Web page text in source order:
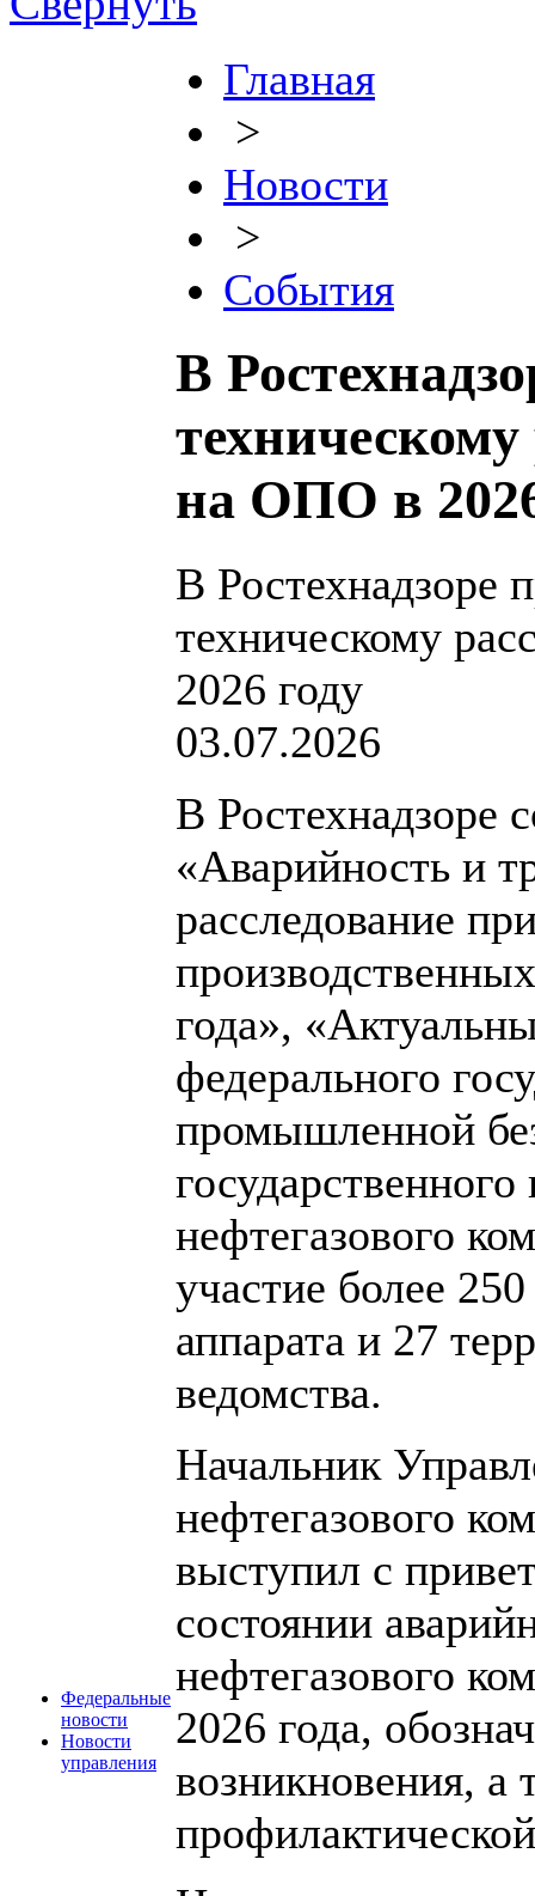
Федеральные
новости
Новости
управления
Главная
>
Новости
>
События
В
на ОПО в
В Ростехнадзоре
техническому
2026 году
03.07.2026
В Ростехнадзоре
«Аварийность и
расследование
года»,
федерального
промышленной
нефтегазового
участие более
аппарата и 27
ведомства.
Начальник
нефтегазового
выступил с
состоянии
нефтегазового
2026 года,
возникновения, а